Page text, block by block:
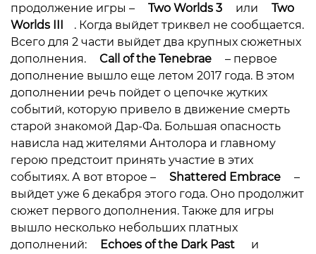
продолжение игры –
Two Worlds 3 или
Two
Worlds III
. Когда выйдет триквел не сообщается.
Всего для 2 части выйдет два крупных сюжетных
дополнения.
Call of the Tenebrae
– первое
дополнение вышло еще летом 2017 года. В этом
дополнении речь пойдет о цепочке жутких
событий, которую привело в движение смерть
старой знакомой Дар-Фа. Большая опасность
нависла над жителями Антолора и главному
герою предстоит принять участие в этих
событиях. А вот второе –
Shattered Embrace
–
выйдет уже 6 декабря этого года. Оно продолжит
сюжет первого дополнения. Также для игры
вышло несколько небольших платных
дополнений:
Echoes of the Dark Past и